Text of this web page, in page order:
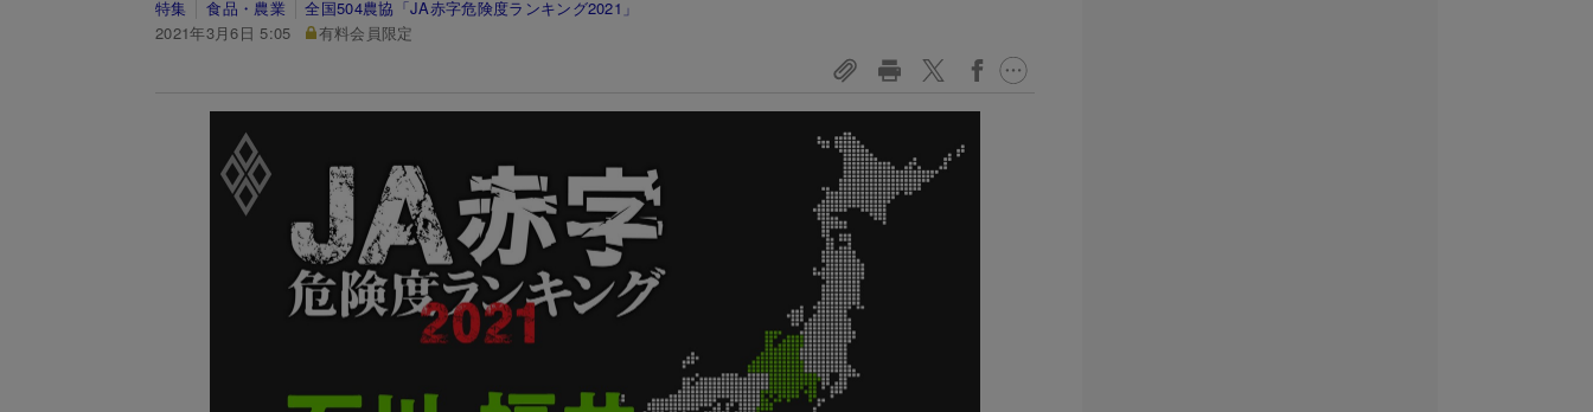
特集 食品・農業
全国504農協「JA赤字危険度ランキング2021」
2021年3月6日 5:05
有料会員限定